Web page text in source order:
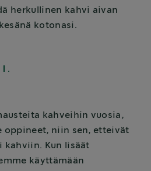
herkullinen kahvi aivan
kotonasi.
kahveihin vuosia,
oppineet, niin sen, etteivät
kahviin. Kun lisäät
käyttämään